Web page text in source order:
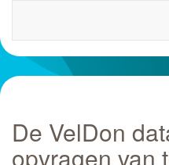
De VelDon
opvragen van